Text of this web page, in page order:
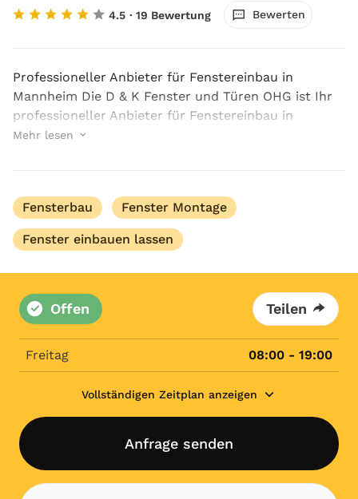
4.5 · 19 Bewertung Bewerten
Professioneller Anbieter für Fenstereinbau in
Mannheim Die D & K Fenster und Türen OHG ist Ihr
professioneller Anbieter für Fenstereinbau in
Mannheim, wenn es um präzise Arbeit, hochwertige
Mehr lesen
Fensterbau Fenster Montage
Fenster einbauen lassen
Offen Teilen
Freitag 08:00 - 19:00
Vollständigen Zeitplan anzeigen
Anfrage senden